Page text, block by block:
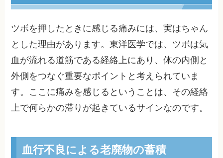
ツボを押したときに感じる痛みには、実はちゃん
とした理由があります。東洋医学では、ツボは気
血が流れる道筋である経絡上にあり、体の内側と
外側をつなぐ重要なポイントと考えられていま
す。ここに痛みを感じるということは、その経絡
上で何らかの滞りが起きているサインなのです。
血行不良による老廃物の蓄積